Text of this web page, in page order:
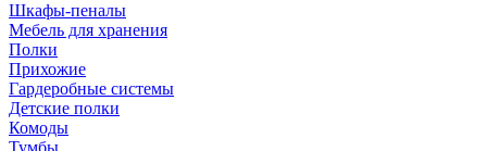
Шкафы-пеналы
Мебель для хранения
Полки
Прихожие
Гардеробные системы
Детские полки
Комоды
Тумбы